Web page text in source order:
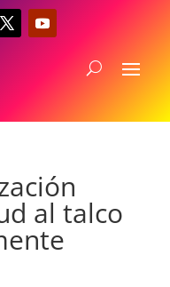
al talco